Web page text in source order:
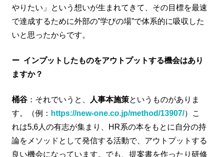
やりたい」という想いが生まれてきて、その目標を最速
で達成するために外部の”学びの場”で体系的に吸収した
いと思ったからです。
ー インプットしたものをアウトプットする機会はあり
ますか？
桶谷 ：それでいうと、 人事本施策というものがありま
す。（例： https://new-one.co.jp/method/13907/）こ
れは5,6人の有志が集まり、HR系の本をもとに自分の持
論をメソッドとして発信する活動で、アウトプットする
良い機会になっています。でも、提案書を作ったり研修